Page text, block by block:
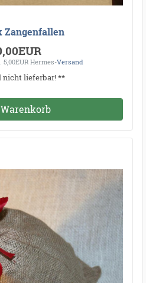
Zangenfallen
5,00EUR Hermes-Versand
lieferbar! **
Warenkorb